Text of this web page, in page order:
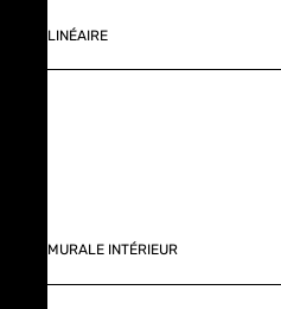
LINÉAIRE
MURALE INTÉRIEUR